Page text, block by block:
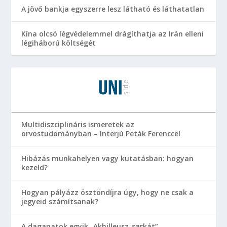
A jövő bankja egyszerre lesz látható és láthatatlan
Kína olcsó légvédelemmel drágíthatja az Irán elleni
légiháború költségét
Multidiszciplináris ismeretek az
orvostudományban – Interjú Peták Ferenccel
Hibázás munkahelyen vagy kutatásban: hogyan
kezeld?
Hogyan pályázz ösztöndíjra úgy, hogy ne csak a
jegyeid számítsanak?